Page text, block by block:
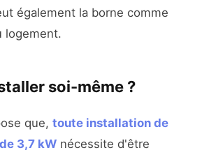
également la borne comme
logement.
soi-même ?
que, toute installation de
3,7 kW nécessite d'être